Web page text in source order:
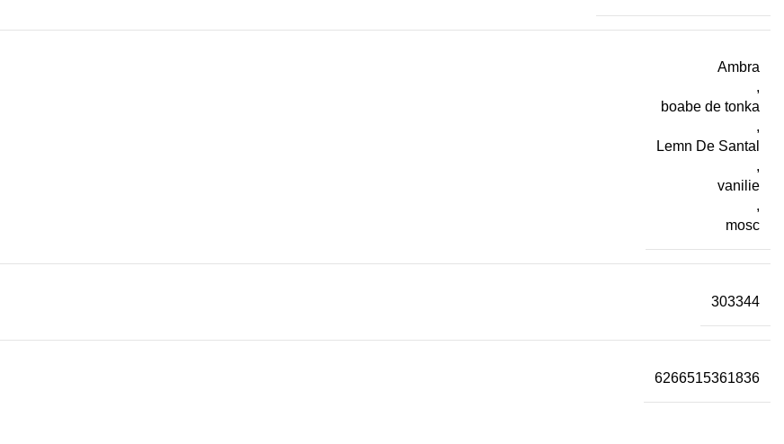
Ambra
,
boabe de tonka
,
Lemn De Santal
,
vanilie
,
mosc
303344
6266515361836